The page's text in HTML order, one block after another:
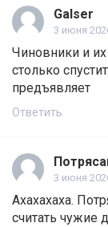
Galser
3 июня
Чиновники и
столько
предъявляет
Ответить
3 июня
Ахахахаха.
считать чужие